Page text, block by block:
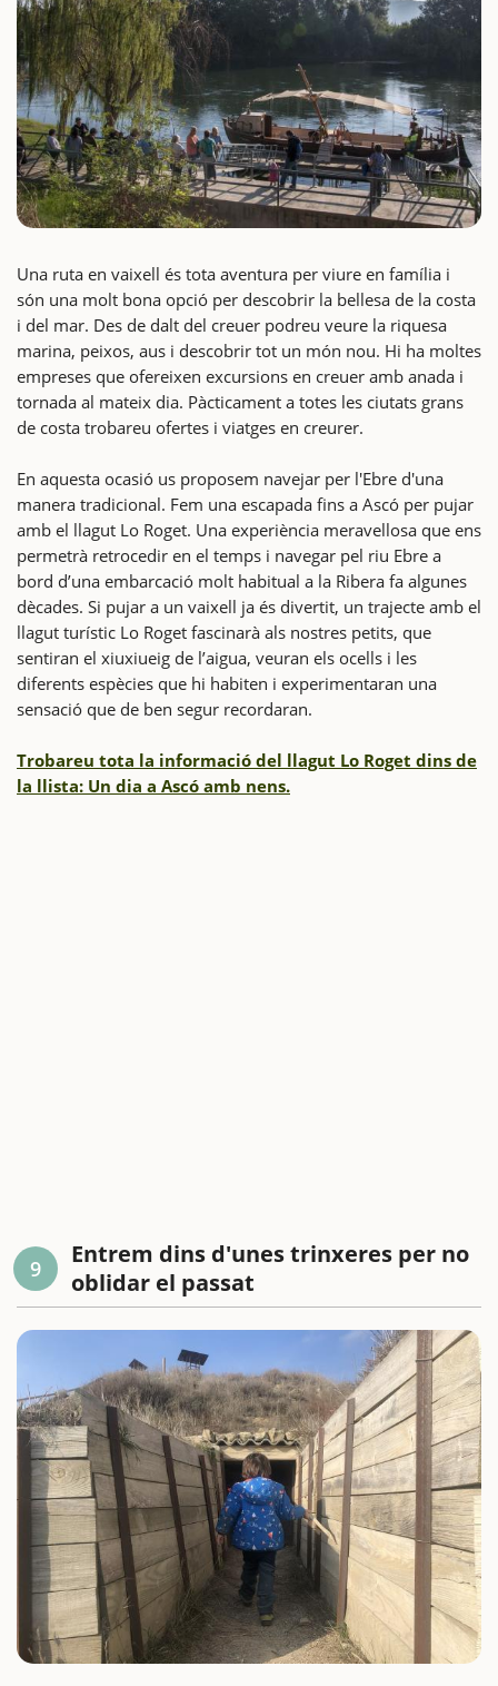
Una ruta en vaixell és tota aventura per viure en família i
són una molt bona opció per descobrir la bellesa de la costa
i del mar. Des de dalt del creuer podreu veure la riquesa
marina, peixos, aus i descobrir tot un món nou. Hi ha moltes
empreses que ofereixen excursions en creuer amb anada i
tornada al mateix dia. Pàcticament a totes les ciutats grans
de costa trobareu ofertes i viatges en creurer.
En aquesta ocasió us proposem navejar per l'Ebre d'una
manera tradicional. Fem una escapada fins a Ascó per pujar
amb el llagut Lo Roget. Una experiència meravellosa que ens
permetrà retrocedir en el temps i navegar pel riu Ebre a
bord d’una embarcació molt habitual a la Ribera fa algunes
dècades. Si pujar a un vaixell ja és divertit, un trajecte amb el
llagut turístic Lo Roget fascinarà als nostres petits, que
sentiran el xiuxiueig de l’aigua, veuran els ocells i les
diferents espècies que hi habiten i experimentaran una
sensació que de ben segur recordaran.
Trobareu tota la informació del llagut Lo Roget dins de
la llista: Un dia a Ascó amb nens.
9
Entrem dins d'unes trinxeres per no
oblidar el passat